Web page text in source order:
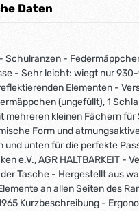
Daten
-
- Sehr leicht: wiegt nur
Elementen -
(ungefüllt), 1
kleinen Fächern
Form und
unten für die perfekte
e.V., AGR
Tasche - Hergestellt aus
an allen Seiten des
Kurzbeschreibung -